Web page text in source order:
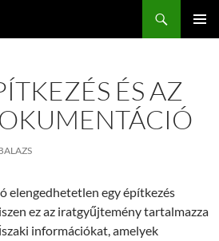
ÉS AZ
elengedhetetlen egy építkezés
ez az iratgyűjtemény tartalmazza
információkat, amelyek